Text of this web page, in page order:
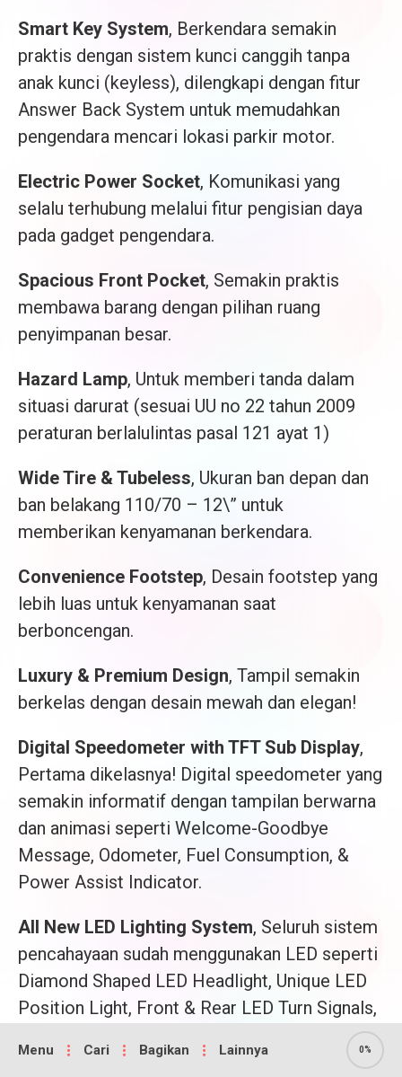
Smart Key System, Berkendara semakin
praktis dengan sistem kunci canggih tanpa
anak kunci (keyless), dilengkapi dengan fitur
Answer Back System untuk memudahkan
pengendara mencari lokasi parkir motor.
Electric Power Socket, Komunikasi yang
selalu terhubung melalui fitur pengisian daya
pada gadget pengendara.
Spacious Front Pocket, Semakin praktis
membawa barang dengan pilihan ruang
penyimpanan besar.
Hazard Lamp, Untuk memberi tanda dalam
situasi darurat (sesuai UU no 22 tahun 2009
peraturan berlalulintas pasal 121 ayat 1)
Wide Tire & Tubeless, Ukuran ban depan dan
ban belakang 110/70 – 12\” untuk
memberikan kenyamanan berkendara.
Convenience Footstep, Desain footstep yang
lebih luas untuk kenyamanan saat
berboncengan.
Luxury & Premium Design, Tampil semakin
berkelas dengan desain mewah dan elegan!
Digital Speedometer with TFT Sub Display,
Pertama dikelasnya! Digital speedometer yang
semakin informatif dengan tampilan berwarna
dan animasi seperti Welcome-Goodbye
Message, Odometer, Fuel Consumption, &
Power Assist Indicator.
All New LED Lighting System, Seluruh sistem
pencahayaan sudah menggunakan LED seperti
Diamond Shaped LED Headlight, Unique LED
Position Light, Front & Rear LED Turn Signals,
Menu Cari Bagikan Lainnya 0%